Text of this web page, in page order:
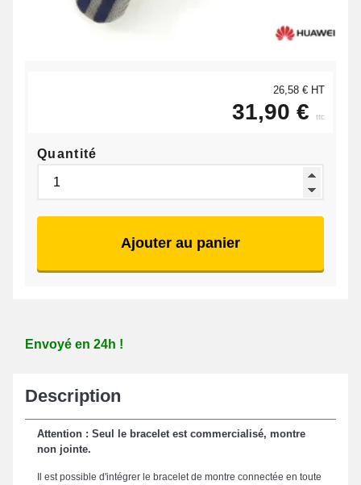
26,58 € HT
31,90 € ttc
Quantité
Ajouter au panier
Envoyé en 24h !
Description
Attention : Seul le bracelet est commercialisé, montre
non jointe.
Il est possible d'intégrer le bracelet de montre connectée en toute